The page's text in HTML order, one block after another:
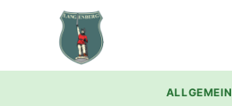
ALLGEMEIN